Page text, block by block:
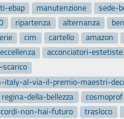
ebap
manutenzione
sede-
ripartenza alternanza
cim cartello amazon
acconciatori-estetiste
italy-al-via-il-premio-maestri-
regina-della-bellezza cosmoprof
non-hai-futuro
trasloco